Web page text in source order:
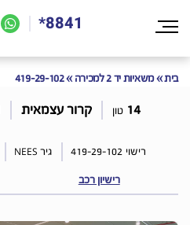
8841*
בית»משאיות יד 2 למכירה »
419-29-102
14 טון קרור עצמאית
רישוי גיר
רישיון רכב